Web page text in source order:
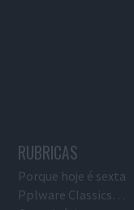
RUBRICAS
Porque hoje é sexta
Pplware Classics…